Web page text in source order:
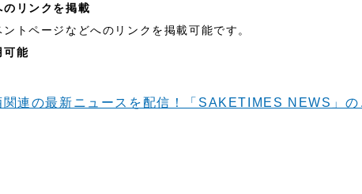
のリンクを掲載
トページなどへのリンクを掲載可能です。
可能
関連の最新ニュースを配信！「SAKETIMES NEWS」の